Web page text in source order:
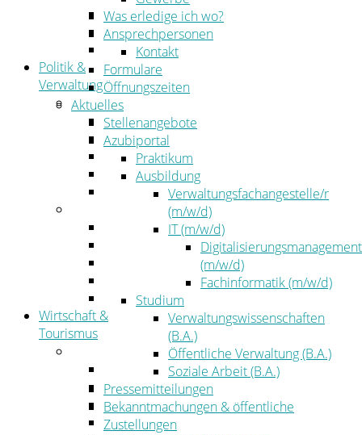
Kehrbezirksausschreibungen
Amtsblatt
Öffentliche Ausschreibungen
Politik &
Verwaltung
Politik
Kreistag
Kreistagsinformationssystem
Bürgerinformationssystem
Wahlen
Der Landrat
Kommunalaufsicht
Zahlen, Daten, Fakten
Wirtschaft &
Tourismus
Wirtschaftsförderung
Gewerbeflächen und Unternehmen
Arbeitgeberservice
Mobilfunk & Breitband
Was erledige ich wo?
Ansprechpersonen
Kontakt
Formulare
Öffnungszeiten
Aktuelles
Stellenangebote
Azubiportal
Praktikum
Ausbildung
Verwaltungsfachangestelle/r
(m/w/d)
IT (m/w/d)
Digitalisierungsmanagement
(m/w/d)
Fachinformatik (m/w/d)
Studium
Verwaltungswissenschaften
(B.A.)
Öffentliche Verwaltung (B.A.)
Soziale Arbeit (B.A.)
Pressemitteilungen
Bekanntmachungen & öffentliche
Zustellungen